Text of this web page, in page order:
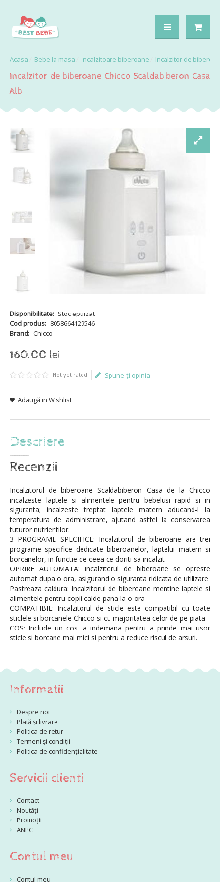
Bebe la masa Incalzitoare biberoane Incalzitor de
Incalzitor de biberoane Chicco Scaldabiberon Casa
Alb
Disponibilitate: Stoc epuizat
Cod produs: 8058664129546
Brand: Chicco
160.00 lei
Not yet rated Spune-ţi opinia
Adaugă in Wishlist
Incalzitorul de biberoane Scaldabiberon Casa de la Chicco
incalzeste laptele si alimentele pentru bebelusi rapid si in
siguranta; incalzeste treptat laptele matern aducand-l la
temperatura de administrare, ajutand astfel la conservarea
tuturor nutrientilor.
3 PROGRAME SPECIFICE: Incalzitorul de biberoane are trei
programe specifice dedicate biberoanelor, laptelui matern si
borcanelor, in functie de ceea ce doriti sa incalziti
OPRIRE AUTOMATA: Incalzitorul de biberoane se opreste
automat dupa o ora, asigurand o siguranta ridicata de utilizare
Pastreaza caldura: Incalzitorul de biberoane mentine laptele si
alimentele pentru copii calde pana la o ora
COMPATIBIL: Incalzitorul de sticle este compatibil cu toate
sticlele si borcanele Chicco si cu majoritatea celor de pe piata
COS: Include un cos la indemana pentru a prinde mai usor
sticle si borcane mai mici si pentru a reduce riscul de arsuri.
Informatii
Despre noi
Plată și livrare
Politica de retur
Termeni și condiții
Politica de confidențialitate
Servicii clienti
Contact
Noutăți
Promoții
ANPC
Contul meu
Contul meu